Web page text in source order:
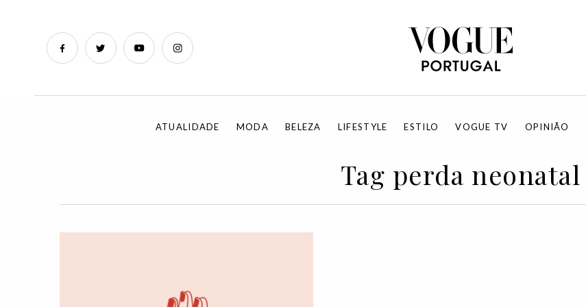
ATUALIDADE MODA BELEZA LIFESTYLE ESTILO VOGUE TV OPINIÃO
Tag perda neonatal